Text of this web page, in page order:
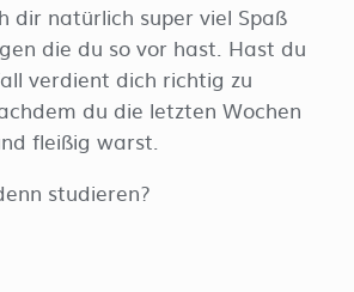
dir natürlich super viel Spaß
die du so vor hast. Hast du
verdient dich richtig zu
du die letzten Wochen
fleißig warst.
studieren?